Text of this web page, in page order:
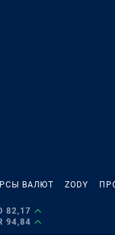
ВАЛЮТ ZODY
82,17
94,84